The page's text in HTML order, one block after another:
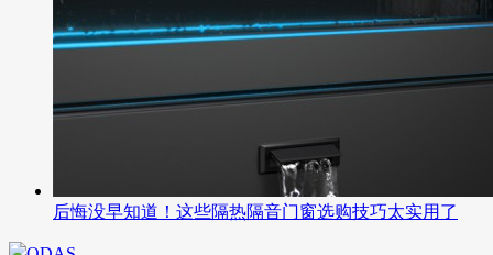
后悔没早知道！这些隔热隔音门窗选购技巧太实用了